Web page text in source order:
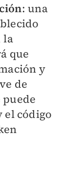
: una
la
que
y
de
el código